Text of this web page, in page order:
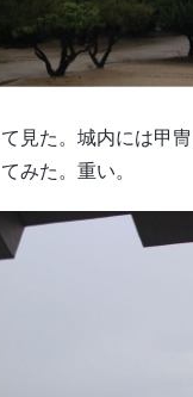
見た。城内には甲
みた。重い。